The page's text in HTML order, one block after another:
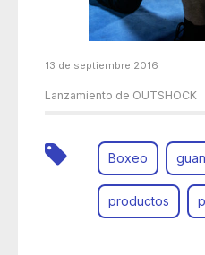
13 de septiembre 2016
Lanzamiento de OUTSHOCK
Boxeo
productos